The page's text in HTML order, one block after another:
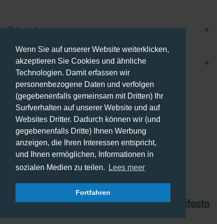
Wenn Sie auf unserer Website weiterklicken,
akzeptieren Sie Cookies und ähnliche
Technologien. Damit erfassen wir
personenbezogene Daten und verfolgen
(gegebenenfalls gemeinsam mit Dritten) Ihr
Surfverhalten auf unserer Website und auf
Websites Dritter. Dadurch können wir (und
gegebenenfalls Dritte) Ihnen Werbung
anzeigen, die Ihren Interessen entspricht,
und Ihnen ermöglichen, Informationen in
sozialen Medien zu teilen.
Lees meer
Fortfahren
Zahlungsmethoden
Versandmethoden
Categories
Account
© 2026 - Phone City | DE.